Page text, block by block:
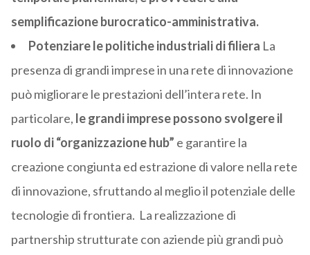
semplificazione burocratico-amministrativa.
Potenziare le politiche industriali di filiera La
presenza di grandi imprese in una rete di innovazione
può migliorare le prestazioni dell’intera rete. In
particolare, le grandi imprese possono svolgere il
ruolo di “organizzazione hub” e garantire la
creazione congiunta ed estrazione di valore nella rete
di innovazione, sfruttando al meglio il potenziale delle
tecnologie di frontiera. La realizzazione di
partnership strutturate con aziende più grandi può